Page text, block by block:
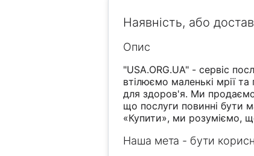
Наявність, або
Опис
"USA.ORG.UA" - сервіс
втілюємо маленькі мрії
для здоров'я. Ми
що послуги повинні бути
«Купити», ми розуміємо,
Наша мета - бути